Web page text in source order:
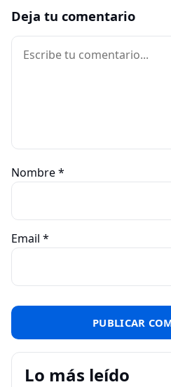
Deja tu comentario
Comentario
Nombre*
Email *
Lo más leído